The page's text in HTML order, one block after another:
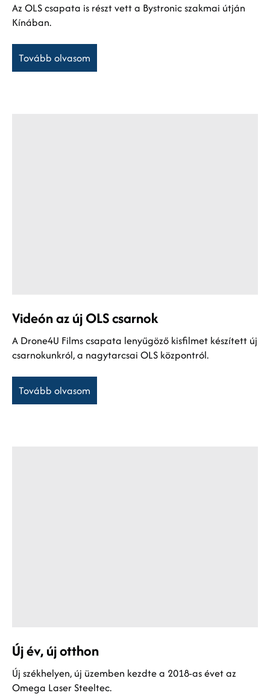
Az OLS csapata is részt vett a Bystronic szakmai útján
Kínában.
Tovább olvasom
Videón az új OLS csarnok
A Drone4U Films csapata lenyűgöző kisfilmet készített új
csarnokunkról, a nagytarcsai OLS központról.
Tovább olvasom
Új év, új otthon
Új székhelyen, új üzemben kezdte a 2018-as évet az
Omega Laser Steeltec.